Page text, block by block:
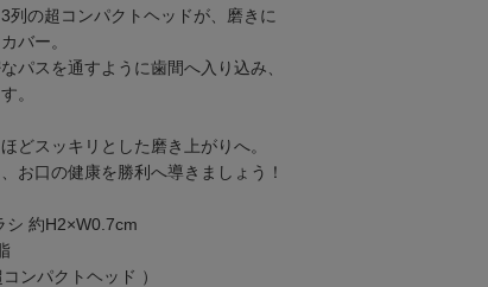
列の超コンパクトヘッドが、磨きに
バー。
パスを通すように歯間へ入り込み、
。
どスッキリとした磨き上がりへ。
お口の健康を勝利へ導きましょう！
シ 約H2×W0.7cm
ンパクトヘッド ）